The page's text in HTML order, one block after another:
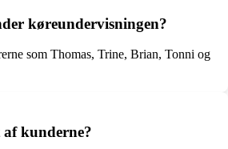
køreundervisningen?
som Thomas, Trine, Brian, Tonni og
kunderne?